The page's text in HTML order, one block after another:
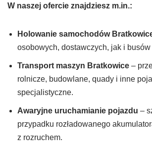
W naszej ofercie znajdziesz m.in.:
Holowanie samochodów
osobowych, dostawczych, jak i
Transport maszyn Bratkowice –
rolnicze, budowlane, quady i inne
specjalistyczne.
Awaryjne uruchamianie pojazdu –
przypadku rozładowanego
z rozruchem.